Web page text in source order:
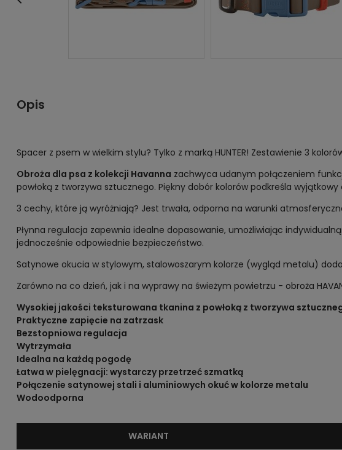
Opis
Spacer z psem w wielkim stylu? Tylko z marką HUNTER! Zestawienie 3
Obroża dla psa z kolekcji Havanna zachwyca udanym połączeniem
powłoką z tworzywa sztucznego. Piękny dobór kolorów podkreśla
3 cechy, które ją wyróżniają? Jest trwała, odporna na warunki
Płynna regulacja zapewnia idealne dopasowanie, umożliwiając
jednocześnie odpowiednie bezpieczeństwo.
Satynowe okucia w stylowym, stalowoszarym kolorze (wygląd metalu)
Zarówno na co dzień, jak i na wyprawy na świeżym powietrzu - obroża
Wysokiej jakości teksturowana tkanina z powłoką z tworzywa
Praktyczne zapięcie na zatrzask
Bezstopniowa regulacja
Wytrzymała
Idealna na każdą pogodę
Łatwa w pielęgnacji: wystarczy przetrzeć szmatką
Połączenie satynowej stali i aluminiowych okuć w kolorze metalu
Wodoodporna
WARIANT